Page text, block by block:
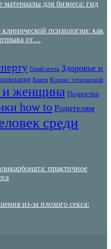
для бизнеса: гид
психологии: как
от…
Гений места Здоровье и
Книги Кризис отношений
женщина Подростки
how to Родителям
среди
практичное
из-за плохого секса: